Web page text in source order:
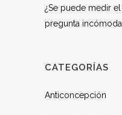
¿Se puede medir
pregunta
CATEGORÍAS
Anticoncepción